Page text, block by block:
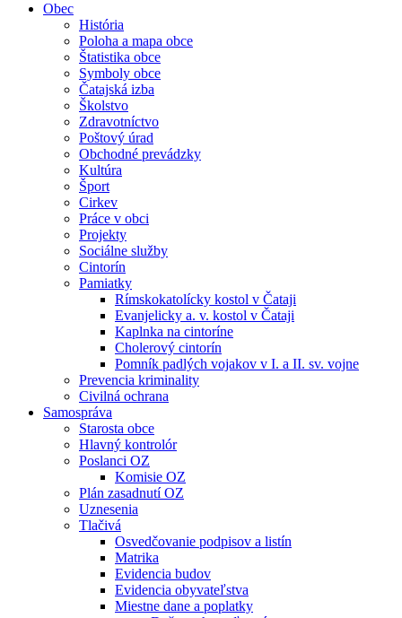
Obec
História
Poloha a mapa obce
Štatistika obce
Symboly obce
Čatajská izba
Školstvo
Zdravotníctvo
Poštový úrad
Obchodné prevádzky
Kultúra
Šport
Cirkev
Práce v obci
Projekty
Sociálne služby
Cintorín
Pamiatky
Rímskokatolícky kostol v Čataji
Evanjelicky a. v. kostol v Čataji
Kaplnka na cintoríne
Cholerový cintorín
Pomník padlých vojakov v I. a II. sv. vojne
Prevencia kriminality
Civilná ochrana
Samospráva
Starosta obce
Hlavný kontrolór
Poslanci OZ
Komisie OZ
Plán zasadnutí OZ
Uznesenia
Tlačivá
Osvedčovanie podpisov a listín
Matrika
Evidencia budov
Evidencia obyvateľstva
Miestne dane a poplatky